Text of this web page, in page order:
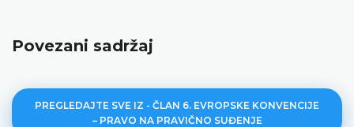
Povezani sadržaj
PREGLEDAJTE SVE IZ - ČLAN 6. EVROPSKE KONVENCIJE
– PRAVO NA PRAVIČNO SUĐENJE